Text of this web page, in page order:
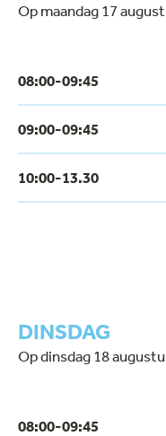
Op maandag 17
08:00-09:45
09:00-09:45
10:00-13.30
DINSDAG
Op dinsdag 18
08:00-09:45